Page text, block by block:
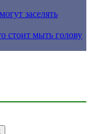
заселять
стоит мыть голову